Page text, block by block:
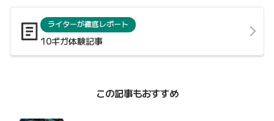
ライターが徹底レポート
10ギガ体験記事
この記事もおすすめ